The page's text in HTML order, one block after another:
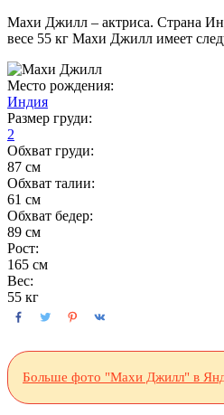
Махи Джилл – актриса. Страна
весе 55 кг Махи Джилл имеет
Место рождения:
Индия
Размер груди:
2
Обхват груди:
87 см
Обхват талии:
61 см
Обхват бедер:
89 см
Рост:
165 см
Вес:
55 кг
Больше фото "Махи Джилл" в